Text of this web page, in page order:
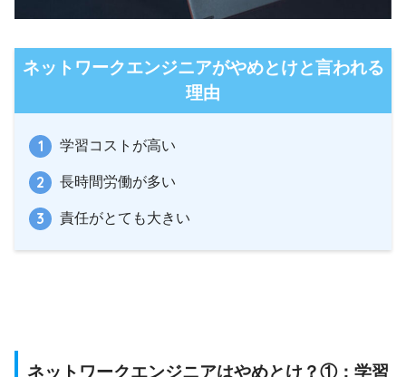
ネットワークエンジニアがやめとけと言われる
理由
学習コストが高い
長時間労働が多い
責任がとても大きい
ネットワークエンジニアはやめとけ？①：学習